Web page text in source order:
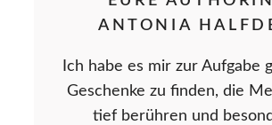
ANTONIA
Ich habe es mir zur Aufgabe
Geschenke zu finden, die
tief berühren und